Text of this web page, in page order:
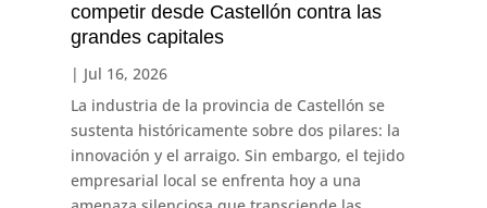
competir desde Castellón contra las
grandes capitales
| Jul 16, 2026
La industria de la provincia de Castellón se
sustenta históricamente sobre dos pilares: la
innovación y el arraigo. Sin embargo, el tejido
empresarial local se enfrenta hoy a una